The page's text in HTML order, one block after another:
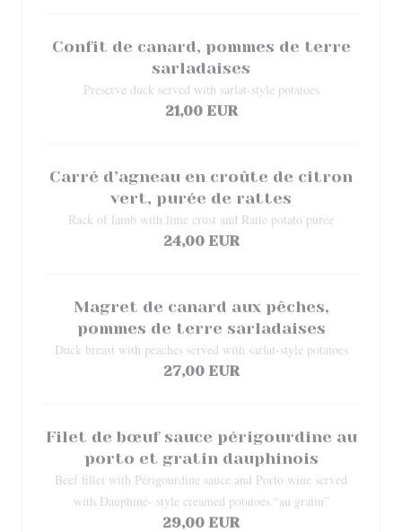
Confit de canard, pommes de terre
sarladaises
Preserve duck served with sarlat-style potatoes
21,00 EUR
Carré d’agneau en croûte de citron
vert, purée de rattes
Rack of lamb with lime crust and Ratte potato purée
24,00 EUR
Magret de canard aux pêches,
pommes de terre sarladaises
Duck breast with peaches served with sarlat-style potatoes
27,00 EUR
Filet de bœuf sauce périgourdine au
porto et gratin dauphinois
Beef fillet with Périgourdine sauce and Porto wine served
with Dauphiné- style creamed potatoes “au gratin”
29,00 EUR